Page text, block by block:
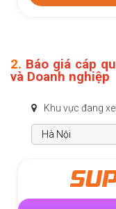
2. Báo giá cáp
và Doanh nghiệp
Khu vực đang